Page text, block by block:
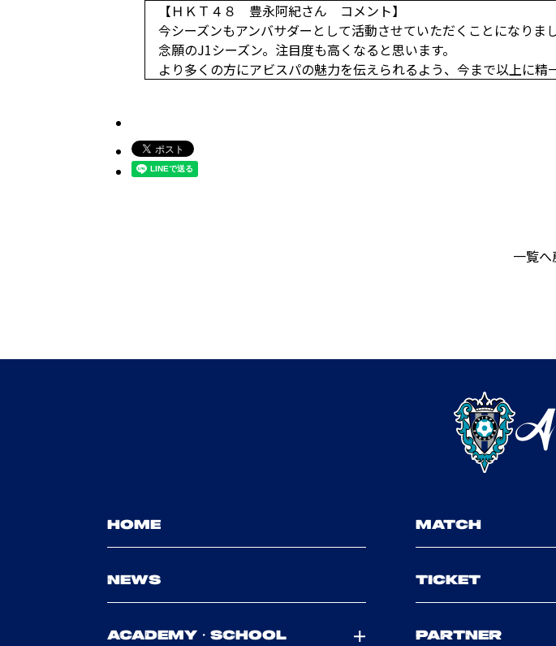
【ＨＫＴ４８ 豊永阿紀さん コメント】
今シーズンもアンバサダーとして活動させていただくことになりま
念願のJ1シーズン。注目度も高くなると思います。
より多くの方にアビスパの魅力を伝えられるよう、今まで以上に精
一覧へ
HOME MATCH
NEWS TICKET
ACADEMY・SCHOOL PARTNER